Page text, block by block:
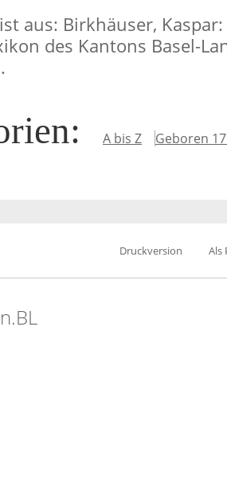
aus: Birkhäuser, Kaspar:
des Kantons Basel-
: A bis Z Geboren
Druckversion Als